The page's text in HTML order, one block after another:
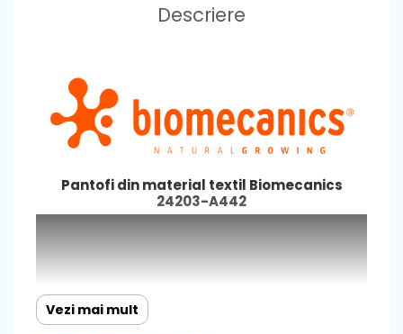
Descriere
Pantofi din material textil Biomecanics
24203-A442
Vezi mai mult